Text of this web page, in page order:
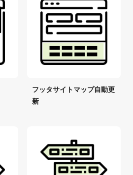
フッタサイトマップ自動更
新